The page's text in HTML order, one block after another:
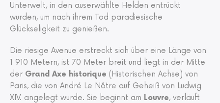
Unterwelt, in den auserwählte Helden entrückt
wurden, um nach ihrem Tod paradiesische
Glückseligkeit zu genießen.
Die riesige Avenue erstreckt sich über eine Länge von
1 910 Metern, ist 70 Meter breit und liegt in der Mitte
der Grand Axe historique (Historischen Achse) von
Paris, die von André Le Nôtre auf Geheiß von Ludwig
XIV. angelegt wurde. Sie beginnt am Louvre, verläuft